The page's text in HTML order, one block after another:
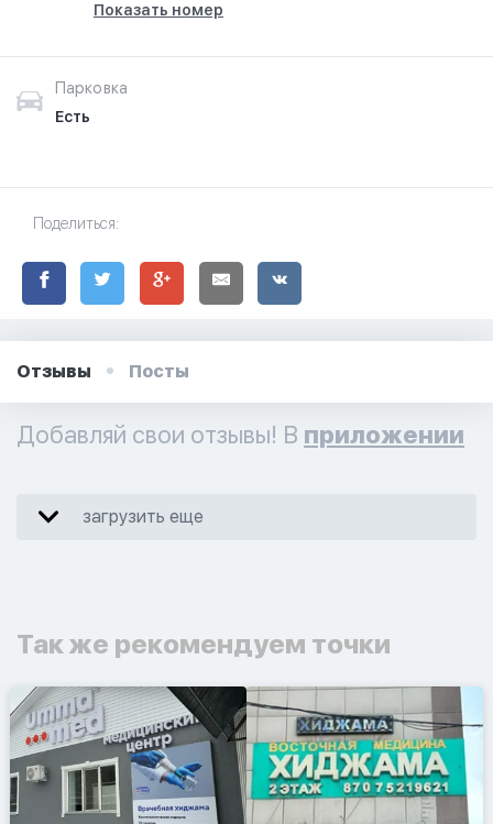
Показать номер
Парковка
Есть
Поделиться:
Отзывы Посты
Добавляй свои отзывы! В приложении
загрузить еще
Так же рекомендуем точки